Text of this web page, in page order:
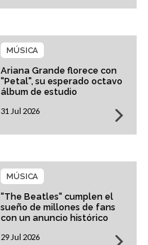
Ariana Grande florece con
"Petal", su esperado octavo
álbum de estudio
MÚSICA
31 Jul 2026
"The Beatles" cumplen el
sueño de millones de fans
con un anuncio histórico
MÚSICA
29 Jul 2026